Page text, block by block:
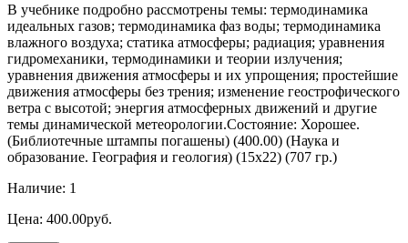
В учебнике подробно рассмотрены темы: термодинамика
идеальных газов; термодинамика фаз воды; термодинамика
влажного воздуха; статика атмосферы; радиация; уравнения
гидромеханики, термодинамики и теории излучения;
уравнения движения атмосферы и их упрощения; простейшие
движения атмосферы без трения; изменение геострофического
ветра с высотой; энергия атмосферных движений и другие
темы динамической метеорологии.Состояние: Хорошее.
(Библиотечные штампы погашены) (400.00) (Наука и
образование. География и геология) (15х22) (707 гр.)
Наличие: 1
Цена: 400.00руб.